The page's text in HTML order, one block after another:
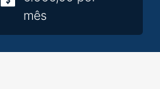
mês